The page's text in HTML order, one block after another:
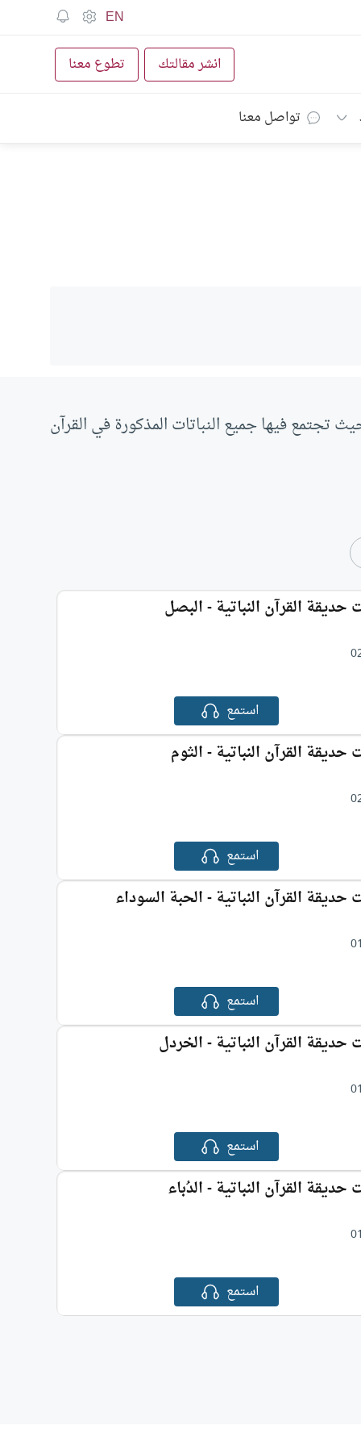
EN
انشر مقالتك تطوع معنا
تواصل معنا
تجتمع فيها جميع النباتات المذكورة في القرآن
حديقة القرآن النباتية - البصل
استمع
حديقة القرآن النباتية - الثوم
استمع
حديقة القرآن النباتية - الحبة السوداء
استمع
حديقة القرآن النباتية - الخردل
استمع
حديقة القرآن النباتية - الدُباء
استمع